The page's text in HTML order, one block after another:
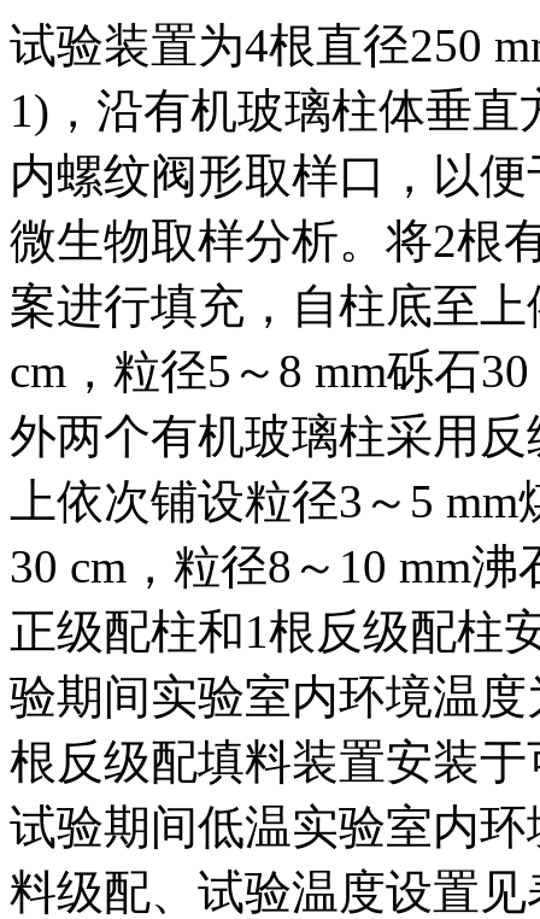
试验装置为4根直径250
1)，沿有机玻璃柱体垂
内螺纹阀形取样口，以
微生物取样分析。将2根
案进行填充，自柱底至
cm，粒径5～8 mm砾石
外两个有机玻璃柱采用
上依次铺设粒径3～5
30 cm，粒径8～10 mm
正级配柱和1根反级配柱
验期间实验室内环境温
根反级配填料装置安装
试验期间低温实验室内
料级配、试验温度设置见